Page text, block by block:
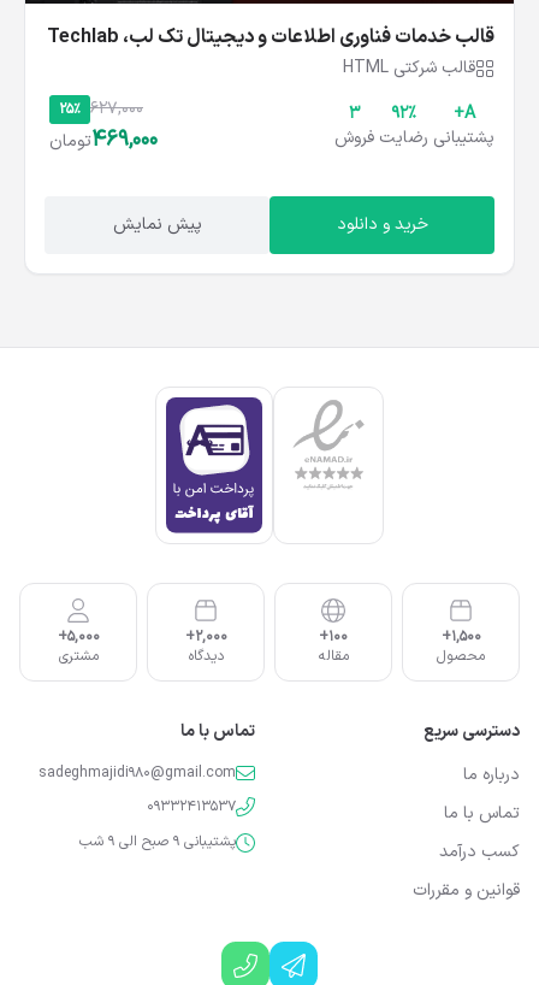
قالب خدمات فناوری اطلاعات و دیجیتال تک‌ لب، Techlab
قالب شرکتی HTML
A+
پشتیبانی
۹۲%
رضایت
3
فروش
25% 627,000
469,000تومان
خرید و دانلود پیش نمایش
1,500+
محصول
100+
مقاله
2,000+
دیدگاه
5,000+
مشتری
دسترسی سریع
درباره ما
تماس با ما
کسب درآمد
قوانین و مقررات
تماس با ما
sadeghmajidi980@gmail.com
09332413537
پشتیبانی 9 صبح الی 9 شب